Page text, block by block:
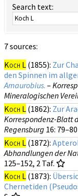
Search text:
7 sources:
Koch L (1855): Zur
den Spinnen im
Amaurobius. –
Mineralogischen
Koch L (1862): Zur
Korrespondenz-Blatt
Regensburg 16: 79–80
Koch L (1872):
Abhandlungen der
125–152, 2 Taf.
Koch L (1873):
Chernetiden